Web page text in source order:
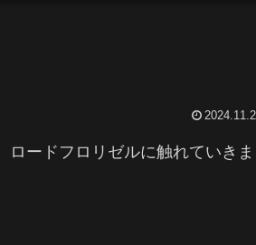
ードフロリゼルに触れていきま